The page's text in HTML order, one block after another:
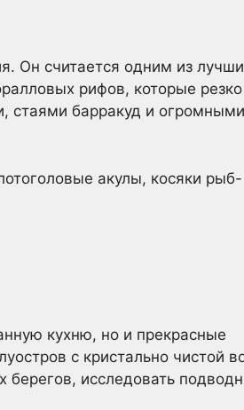
Он считается одним из
рифов, которые резко
стаями барракуд и огромными
акулы, косяки рыб-
кухню, но и прекрасные
с кристально чистой
берегов, исследовать